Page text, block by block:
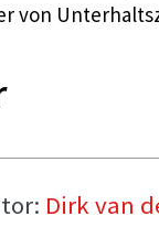
von
Dirk van